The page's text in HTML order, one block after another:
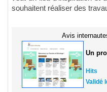
souhaitent réaliser des
Avis
Un
Hits
Validé